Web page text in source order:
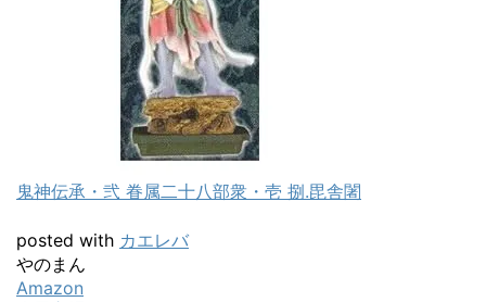
鬼神伝承・弐 眷属二十八部衆・壱 捌.毘舎闍
posted with カエレバ
やのまん
Amazon